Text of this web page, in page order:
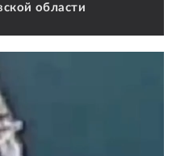
области